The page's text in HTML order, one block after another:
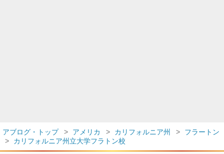
アブログ・トップ アメリカ カリフォルニア州
フラートン
カリフォルニア州立大学フラトン校